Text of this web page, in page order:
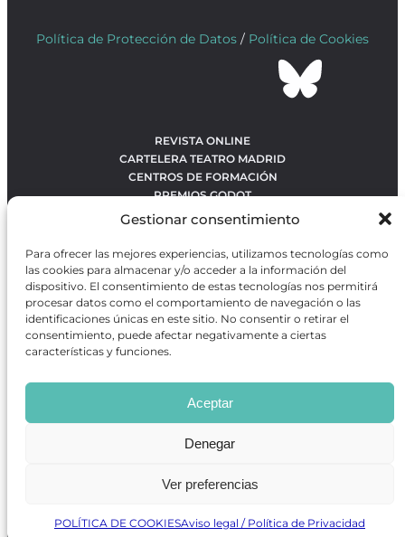
Gestionar consentimiento
Para ofrecer las mejores experiencias, utilizamos tecnologías como
las cookies para almacenar y/o acceder a la información del
dispositivo. El consentimiento de estas tecnologías nos permitirá
procesar datos como el comportamiento de navegación o las
identificaciones únicas en este sitio. No consentir o retirar el
consentimiento, puede afectar negativamente a ciertas
características y funciones.
Aceptar
Denegar
Ver preferencias
POLÍTICA DE COOKIESAviso legal / Política de Privacidad
Política de Protección de Datos / Política de Cookies
REVISTA ONLINE
CARTELERA TEATRO MADRID
CENTROS DE FORMACIÓN
PREMIOS GODOT
CONTACTO
OBRAS MÁS VOTADAS
RANKING MEJORES OBRAS
BÚSQUEDA AVANZADA DE OBRAS
Revista GODOTes una revista independiente especializada
en información sobre artes escénicas de Madrid, gratuita y
que se distribuye en espacios escénicos, además de otros
puntos de interés turístico y de ocio de la capital.
Desarrollado por Precise Future